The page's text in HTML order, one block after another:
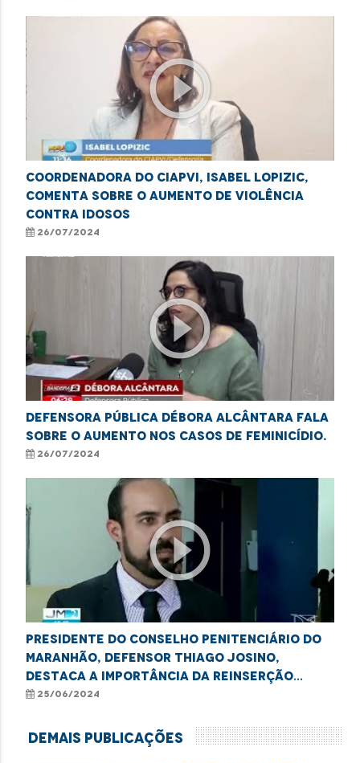
play_circle_outline
Coordenadora do CIAPVI, Isabel Lopizic,
comenta sobre o aumento de violência
contra idosos
26/07/2024
play_circle_outline
Defensora pública Débora Alcântara fala
sobre o aumento nos casos de feminicídio.
26/07/2024
play_circle_outline
Presidente do Conselho Penitenciário do
Maranhão, defensor Thiago Josino,
destaca a importância da reinserção
social dos apenados
25/06/2024
Demais Publicações